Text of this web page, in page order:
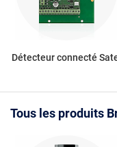
Détecteur connecté
Tous les produits